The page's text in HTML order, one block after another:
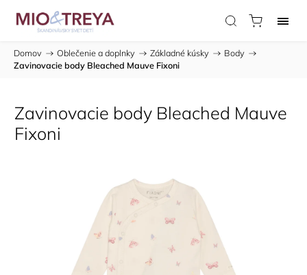
Domov / Oblečenie a doplnky / Základné kúsky / Body /
Zavinovacie body Bleached Mauve Fixoni
Zavinovacie body Bleached Mauve
Fixoni